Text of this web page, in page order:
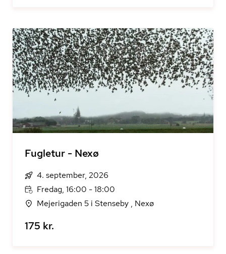
Fugletur - Nexø
4. september, 2026
Fredag, 16:00 - 18:00
Mejerigaden 5 i Stenseby , Nexø
175 kr.